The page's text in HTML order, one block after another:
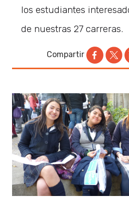
los estudiantes
de nuestras 27 carreras.
Compartir